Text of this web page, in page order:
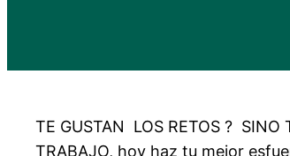
TE GUSTAN LOS RETOS ? SINO
TRABAJO, hoy haz tu mejor